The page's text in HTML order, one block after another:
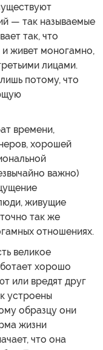
— так называемые
так, что
живет моногамно,
лицами.
потому, что
времени,
хорошей
важно)
живущие
так же
отношениях.
великое
хорошо
или вредят друг
устроены
образцу они
жизни
что она